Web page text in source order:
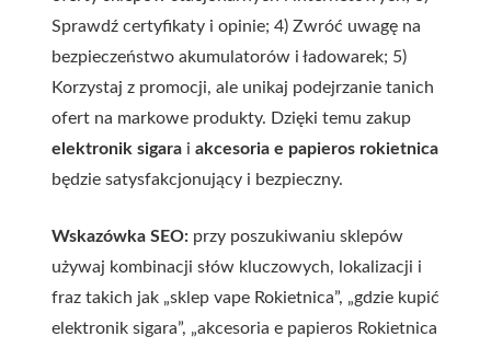
Sprawdź certyfikaty i opinie; 4) Zwróć uwagę na
bezpieczeństwo akumulatorów i ładowarek; 5)
Korzystaj z promocji, ale unikaj podejrzanie tanich
ofert na markowe produkty. Dzięki temu zakup
elektronik sigara i akcesoria e papieros rokietnica
będzie satysfakcjonujący i bezpieczny.
Wskazówka SEO: przy poszukiwaniu sklepów
używaj kombinacji słów kluczowych, lokalizacji i
fraz takich jak „sklep vape Rokietnica”, „gdzie kupić
elektronik sigara”, „akcesoria e papieros Rokietnica